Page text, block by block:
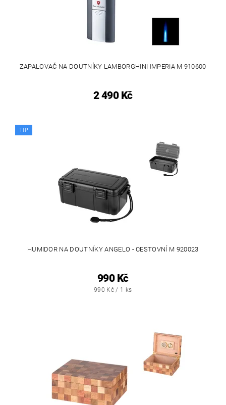
ZAPALOVAČ NA DOUTNÍKY LAMBORGHINI IMPERIA M 910600
2 490 Kč
TIP
HUMIDOR NA DOUTNÍKY ANGELO - CESTOVNÍ M 920023
990 Kč
990 Kč / 1 ks